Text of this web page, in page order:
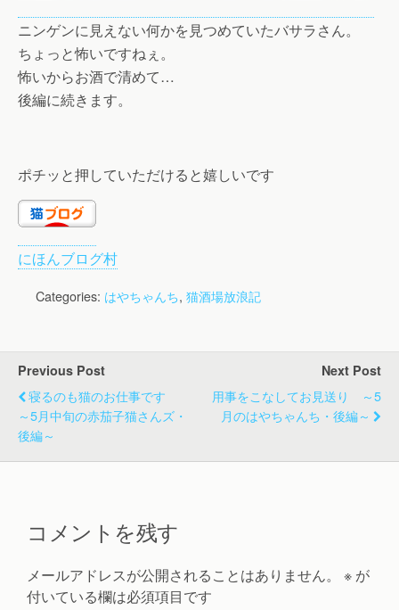
ニンゲンに見えない何かを見つめていたバサラさん。
ちょっと怖いですねぇ。
怖いからお酒で清めて…
後編に続きます。
ポチッと押していただけると嬉しいです
にほんブログ村
Categories: はやちゃんち, 猫酒場放浪記
Previous Post
寝るのも猫のお仕事です
～5月中旬の赤茄子猫さんズ・
後編～
Next Post
用事をこなしてお見送り ～5
月のはやちゃんち・後編～
コメントを残す
メールアドレスが公開されることはありません。 ※ が
付いている欄は必須項目です